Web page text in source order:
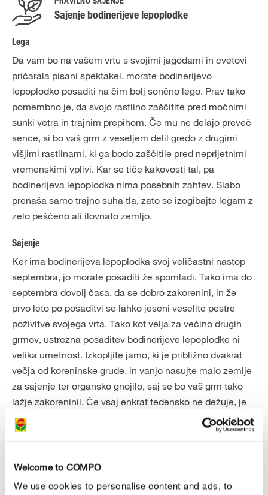
Welcome to COMPO
We use cookies to personalise content and ads, to
PRAVILNO SAJENJE
Sajenje bodinerijeve lepoplodke
Lega
Da vam bo na vašem vrtu s svojimi jagodami in cvetovi
pričarala pisani spektakel, morate bodinerijevo
lepoplodko posaditi na čim bolj sončno lego. Prav tako
pomembno je, da svojo rastlino zaščitite pred močnimi
sunki vetra in trajnim prepihom. Če mu ne delajo preveč
sence, si bo vaš grm z veseljem delil gredo z drugimi
višjimi rastlinami, ki ga bodo zaščitile pred neprijetnimi
vremenskimi vplivi. Kar se tiče kakovosti tal, pa
bodinerijeva lepoplodka nima posebnih zahtev. Slabo
prenaša samo trajno suha tla, zato se izogibajte legam z
zelo peščeno ali ilovnato zemljo.
Sajenje
Ker ima bodinerijeva lepoplodka svoj veličastni nastop
septembra, jo morate posaditi že spomladi. Tako ima do
septembra dovolj časa, da se dobro zakorenini, in že
prvo leto po posaditvi se lahko jeseni veselite pestre
poživitve svojega vrta. Tako kot velja za večino drugih
grmov, ustrezna posaditev bodinerijeve lepoplodke ni
velika umetnost. Izkopljite jamo, ki je približno dvakrat
večja od koreninske grude, in vanjo nasujte malo zemlje
za sajenje ter organsko gnojilo, saj se bo vaš grm tako
lažje zakoreninil. Če vsaj enkrat tedensko ne dežuje, je
treba bodinerijevo lepoplodko prvih nekaj tednov po
posaditvi redno zalivati.